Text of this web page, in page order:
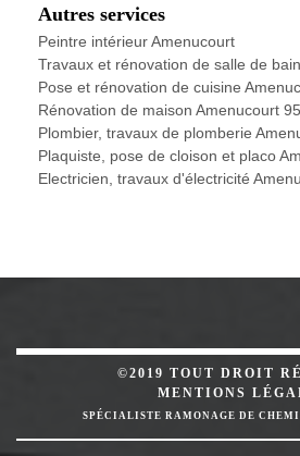
Autres services
Peintre intérieur Amenucourt
Travaux et rénovation de salle de
Pose et rénovation de cuisine
Rénovation de maison Amenucourt
Plombier, travaux de plomberie
Plaquiste, pose de cloison et placo
Electricien, travaux d'électricité
©2019 TOUT DROIT
MENTIONS
SPÉCIALISTE RAMONAGE DE